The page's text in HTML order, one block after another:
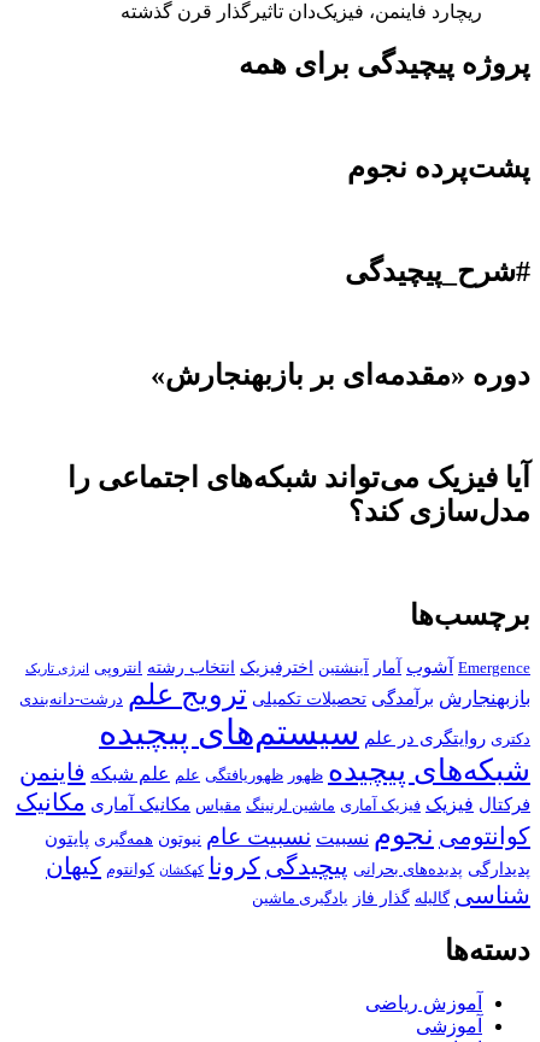
ریچارد فاینمن، فیزیک‌دان تاثیرگذار قرن گذشته
پروژه پیچیدگی برای همه
پشت‌پرده نجوم
#شرح_پیچیدگی
دوره «مقدمه‌ای بر بازبهنجارش»
آیا فیزیک می‌تواند شبکه‌های اجتماعی را
مدل‌سازی کند؟
برچسب‌ها
Emergence آشوب آمار آینشتین اخترفیزیک انتخاب رشته انتروپی انرژی تاریک
بازبهنجارش برآمدگی تحصیلات تکمیلی ترویج علم درشت-دانه‌بندی
دکتری روایتگری در علم سیستم‌های پیچیده
شبکه‌های پیچیده ظهور ظهوریافتگی علم علم شبکه فاینمن
فرکتال فیزیک فیزیک آماری ماشین لرنینگ مقیاس مکانیک آماری مکانیک
کوانتومی نجوم نسبیت نسبیت عام نیوتون همه‌گیری پایتون
پدیدارگی پدیده‌های بحرانی پیچیدگی کرونا کهکشان کوانتوم کیهان
شناسی گالیله گذار فاز یادگیری ماشین
دسته‌ها
آموزش ریاضی
آموزشی